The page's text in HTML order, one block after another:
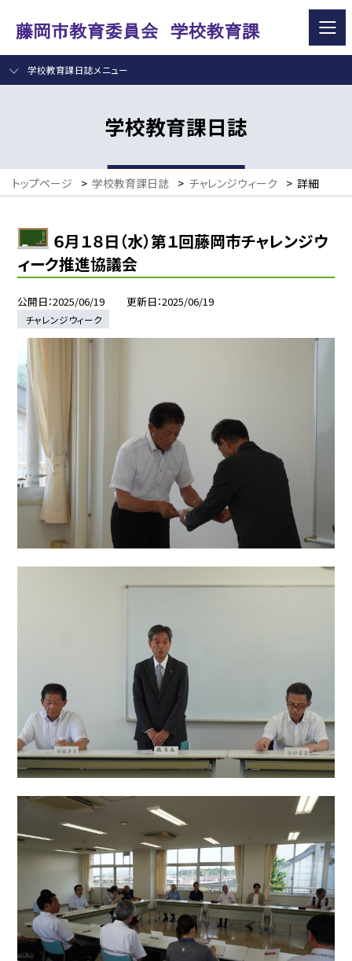
学校教育課日誌メニュー
学校教育課日誌
トップページ > 学校教育課日誌 > チャレンジウィーク > 詳細
６月１８日（水）第１回藤岡市チャレンジウ
ィーク推進協議会
公開日 2025/06/19 更新日 2025/06/19
チャレンジウィーク